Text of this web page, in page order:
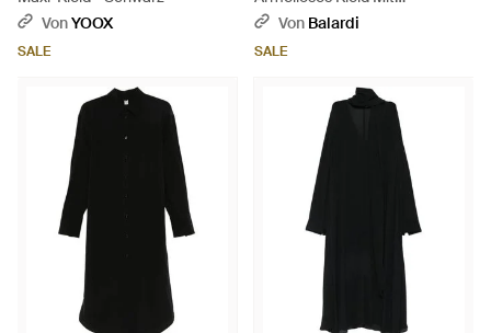
VonYOOX
SALE
Drapierung - Schwarz
Von Balardi
SALE